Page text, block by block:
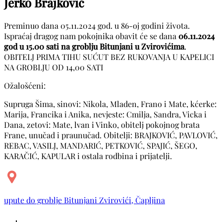
Preminuo dana 05.11.2024 god. u 86-oj godini života.
Ispraćaj dragog nam pokojnika obavit će se dana 06.11.2024
god u 15.00 sati na groblju Bitunjani u Zvirovićima.
OBITELJ PRIMA TIHU SUĆUT BEZ RUKOVANJA U KAPELICI
NA GROBLJU OD 14,00 SATI
Ožalošćeni:
Supruga Šima, sinovi: Nikola, Mladen, Frano i Mate, kćerke:
Marija, Francika i Anika, nevjeste: Cmilja, Sandra, Vicka i
Dana, zetovi: Mate, lvan i Vinko, obitelj pokojnog brata
Frane, unučad i praunučad. Obitelji: BRAJKOVIĆ, PAVLOVIĆ,
REBAC, VASILJ, MANDARIĆ, PETKOVIĆ, SPAJIĆ, ŠEGO,
KARAČIĆ, KAPULAR i ostala rodbina i prijatelji.
upute do groblje Bitunjani Zvirovići, Čapljina